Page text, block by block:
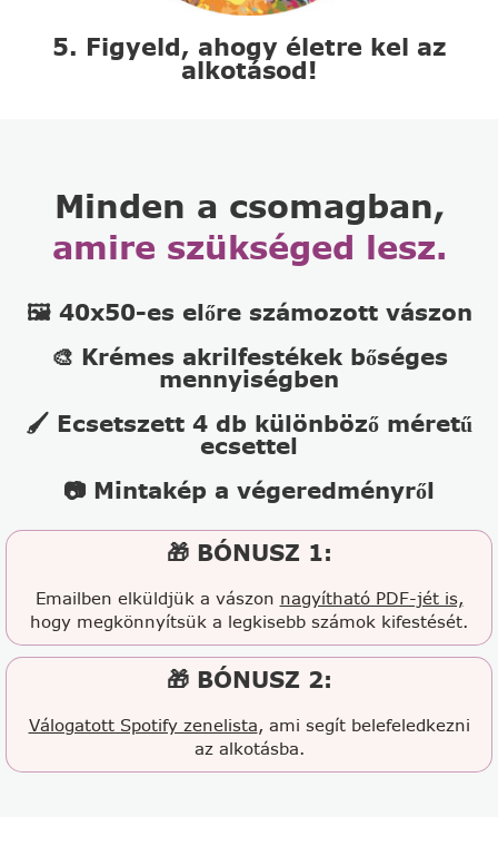
5. Figyeld, ahogy életre kel az
alkotásod!
Minden a csomagban,
amire szükséged lesz.
🖼️ 40x50-es előre számozott vászon
🎨 Krémes akrilfestékek bőséges
mennyiségben
🖌️ Ecsetszett 4 db különböző méretű
ecsettel
📷 Mintakép a végeredményről
🎁 BÓNUSZ 1:
Emailben elküldjük a vászon nagyítható PDF-jét is,
hogy megkönnyítsük a legkisebb számok kifestését.
🎁 BÓNUSZ 2:
Válogatott Spotify zenelista, ami segít belefeledkezni
az alkotásba.